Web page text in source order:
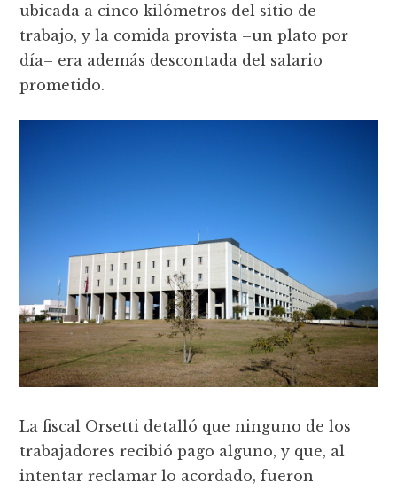
ubicada a cinco kilómetros del sitio de
trabajo, y la comida provista –un plato por
día– era además descontada del salario
prometido.
La fiscal Orsetti detalló que ninguno de los
trabajadores recibió pago alguno, y que, al
intentar reclamar lo acordado, fueron